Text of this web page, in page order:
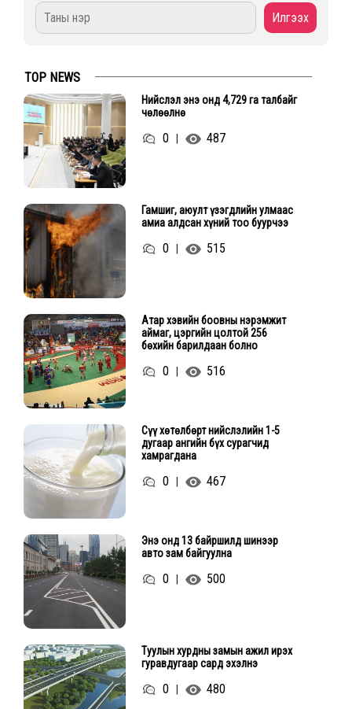
TOP NEWS
Нийслэл энэ онд 4,729 га талбайг
чөлөөлнө
0 | 487
Гамшиг, аюулт үзэгдлийн улмаас
амиа алдсан хүний тоо буурчээ
0 | 515
Атар хэвийн боовны нэрэмжит
аймаг, цэргийн цолтой 256
бөхийн барилдаан болно
0 | 516
Сүү хөтөлбөрт нийслэлийн 1-5
дугаар ангийн бүх сурагчид
хамрагдана
0 | 467
Энэ онд 13 байршилд шинээр
авто зам байгуулна
0 | 500
Туулын хурдны замын ажил ирэх
гуравдугаар сард эхэлнэ
0 | 480